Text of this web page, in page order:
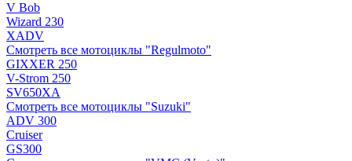
V Bob
Wizard 230
XADV
Смотреть все мотоциклы "Regulmoto"
GIXXER 250
V-Strom 250
SV650XA
Смотреть все мотоциклы "Suzuki"
ADV 300
Cruiser
GS300